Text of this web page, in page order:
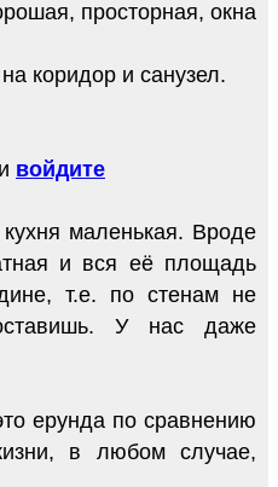
просторная, окна
коридор и санузел.
войдите
маленькая. Вроде
и вся её площадь
т.е. по стенам не
У нас даже
ерунда по сравнению
в любом случае,